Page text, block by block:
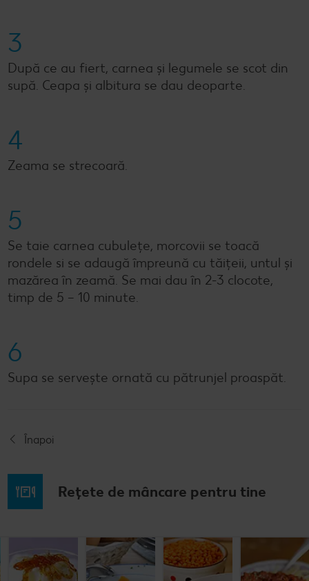
3
După ce au fiert, carnea şi legumele se scot din
supă. Ceapa şi albitura se dau deoparte.
4
Zeama se strecoară.
5
Se taie carnea cubuleţe, morcovii se toacă
rondele si se adaugă împreună cu tăiţeii, untul şi
mazărea în zeamă. Se mai dau în 2-3 clocote,
timp de 5 – 10 minute.
6
Supa se serveşte ornată cu pătrunjel proaspăt.
Înapoi
Rețete de mâncare pentru tine
Musaca de
cartofi cu
cașcaval
Lapte de
pasăre
Supă
tradițională
cu găluşte
Supă cremă de
linte